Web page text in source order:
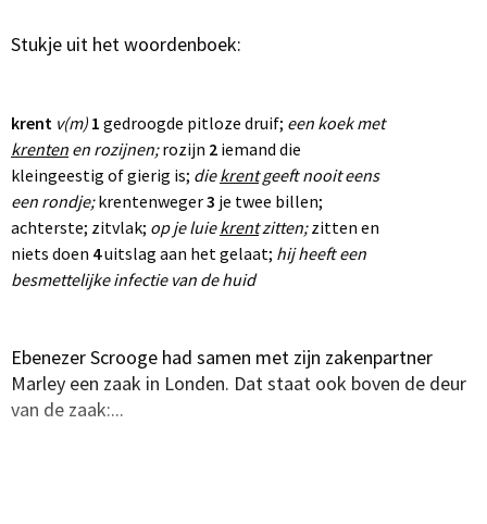
Stukje uit het woordenboek:
krent v(m) 1 gedroogde pitloze druif; een koek met
krenten en rozijnen;rozijn 2 iemand die
kleingeestig of gierig is; diekrentgeeft nooit eens
een rondje;krentenweger3 je twee billen;
achterste; zitvlak; op je luiekrentzitten;zitten en
niets doen 4uitslag aan het gelaat; hij heeft een
besmettelijke infectie van de huid
Ebenezer Scrooge had samen met zijn zakenpartner
Marley een zaak in Londen. Dat staat ook boven de deur
van de zaak:...